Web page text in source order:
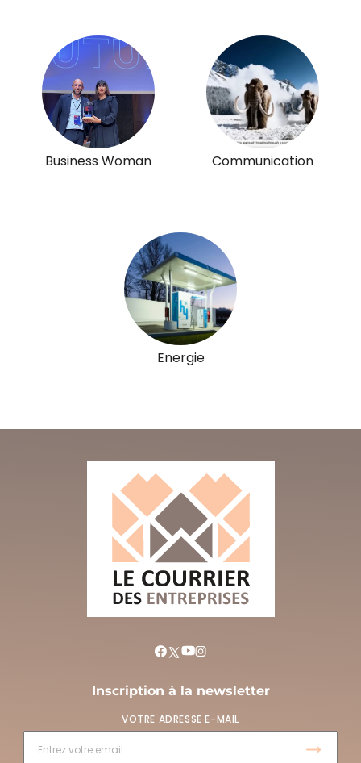
Business Woman Communication
Energie
Inscription à la newsletter
VOTRE ADRESSE E-MAIL